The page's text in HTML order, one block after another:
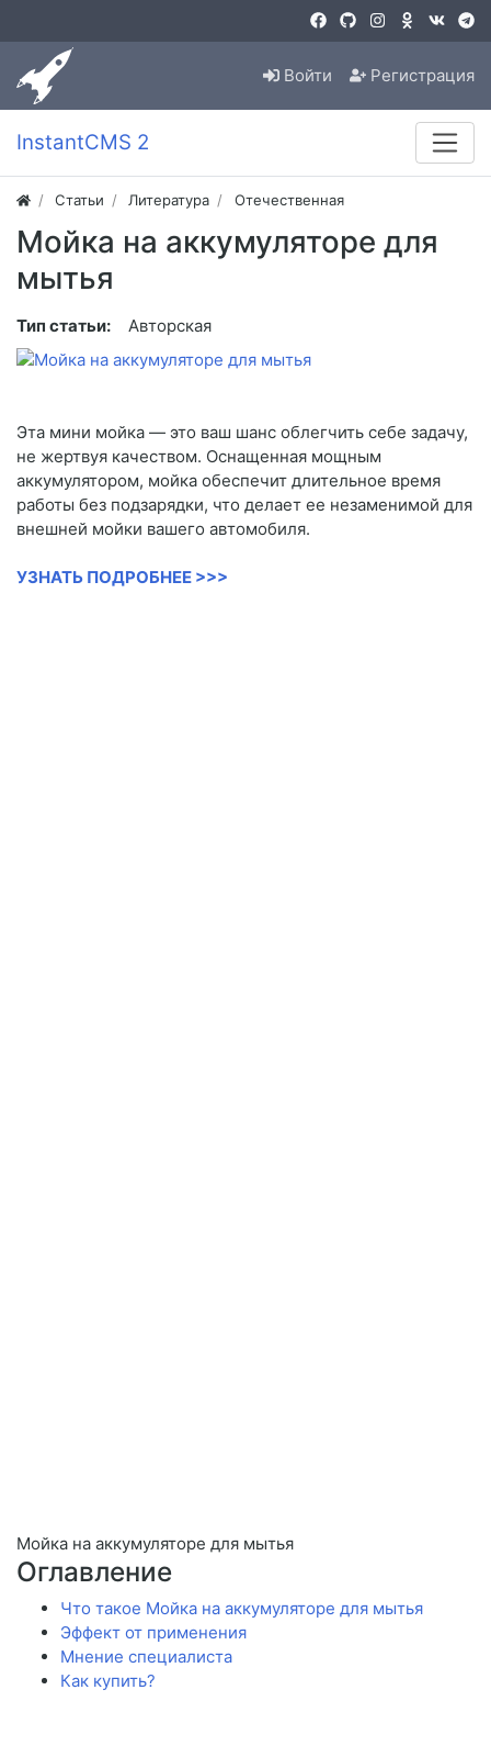
Войти Регистрация
InstantCMS 2
Статьи Литература Отечественная
Мойка на аккумуляторе для
мытья
Тип статьи: Авторская
Эта мини мойка — это ваш шанс облегчить себе задачу,
не жертвуя качеством. Оснащенная мощным
аккумулятором, мойка обеспечит длительное время
работы без подзарядки, что делает ее незаменимой для
внешней мойки вашего автомобиля.
УЗНАТЬ ПОДРОБНЕЕ >>>
Мойка на аккумуляторе для мытья
Оглавление
Что такое Мойка на аккумуляторе для мытья
Эффект от применения
Мнение специалиста
Как купить?